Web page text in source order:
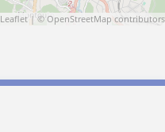
Leaflet| ©OpenStreetMap contributors